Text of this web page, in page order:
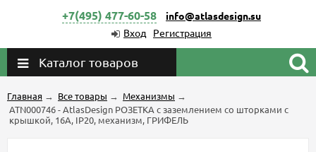
+7(495) 477-60-58
info@atlasdesign.su
Вход
Регистрация
Каталог товаров
Главная → Все товары → Механизмы →
ATN000746 - AtlasDesign РОЗЕТКА с заземлением со шторками с
крышкой, 16А, IP20, механизм, ГРИФЕЛЬ